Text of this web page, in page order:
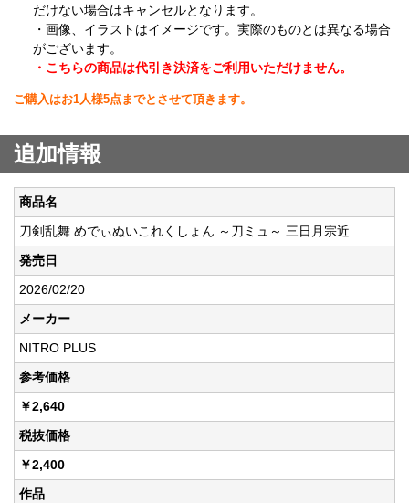
だけない場合はキャンセルとなります。
・画像、イラストはイメージです。実際のものとは異なる場合
がございます。
・こちらの商品は代引き決済をご利用いただけません。
ご購入はお1人様5点までとさせて頂きます。
追加情報
商品名
刀剣乱舞 めでぃぬいこれくしょん ～刀ミュ～ 三日月宗近
発売日
2026/02/20
メーカー
NITRO PLUS
参考価格
￥2,640
税抜価格
￥2,400
作品